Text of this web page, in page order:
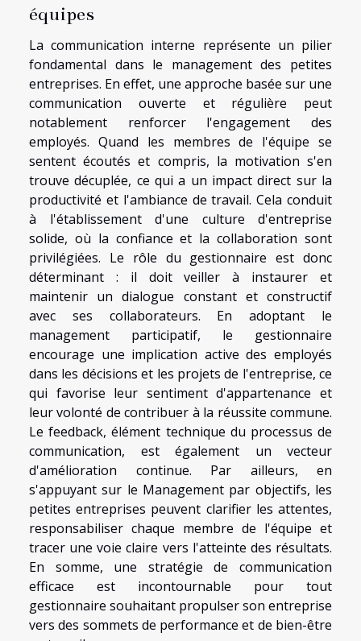
équipes
La communication interne représente un pilier
fondamental dans le management des petites
entreprises. En effet, une approche basée sur une
communication ouverte et régulière peut
notablement renforcer l'engagement des
employés. Quand les membres de l'équipe se
sentent écoutés et compris, la motivation s'en
trouve décuplée, ce qui a un impact direct sur la
productivité et l'ambiance de travail. Cela conduit
à l'établissement d'une culture d'entreprise
solide, où la confiance et la collaboration sont
privilégiées. Le rôle du gestionnaire est donc
déterminant : il doit veiller à instaurer et
maintenir un dialogue constant et constructif
avec ses collaborateurs. En adoptant le
management participatif, le gestionnaire
encourage une implication active des employés
dans les décisions et les projets de l'entreprise, ce
qui favorise leur sentiment d'appartenance et
leur volonté de contribuer à la réussite commune.
Le feedback, élément technique du processus de
communication, est également un vecteur
d'amélioration continue. Par ailleurs, en
s'appuyant sur le Management par objectifs, les
petites entreprises peuvent clarifier les attentes,
responsabiliser chaque membre de l'équipe et
tracer une voie claire vers l'atteinte des résultats.
En somme, une stratégie de communication
efficace est incontournable pour tout
gestionnaire souhaitant propulser son entreprise
vers des sommets de performance et de bien-être